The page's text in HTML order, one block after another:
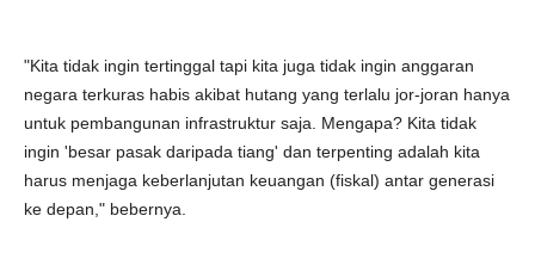
"Kita tidak ingin tertinggal tapi kita juga tidak ingin anggaran
negara terkuras habis akibat hutang yang terlalu jor-joran hanya
untuk pembangunan infrastruktur saja. Mengapa? Kita tidak
ingin 'besar pasak daripada tiang' dan terpenting adalah kita
harus menjaga keberlanjutan keuangan (fiskal) antar generasi
ke depan," bebernya.